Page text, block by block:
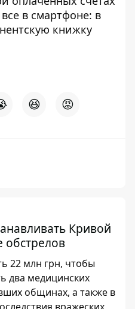
в смартфоне: в
книжку
😆 😡
Кривой
обстрелов
22 млн грн, чтобы
два медицинских
общинах, а также в